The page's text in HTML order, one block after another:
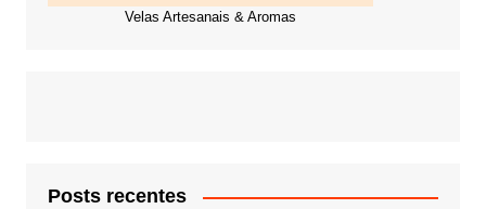
Velas Artesanais & Aromas
Posts recentes